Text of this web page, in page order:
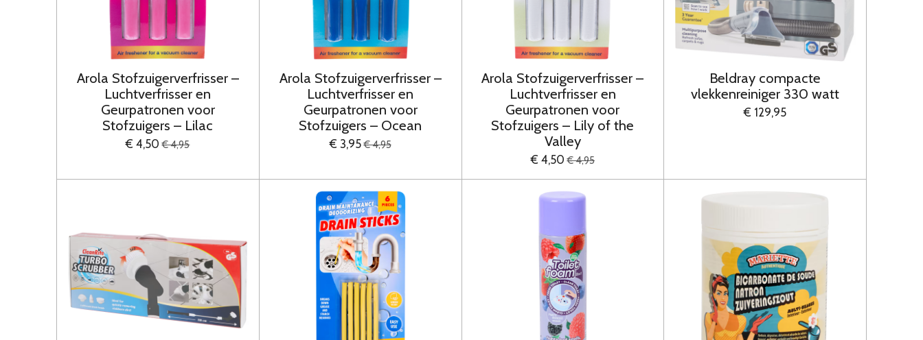
Arola Stofzuigerverfrisser –
Luchtverfrisser en
Geurpatronen voor
Stofzuigers – Lilac
€ 4,50 € 4,95
Arola Stofzuigerverfrisser –
Luchtverfrisser en
Geurpatronen voor
Stofzuigers – Ocean
€ 3,95 € 4,95
Arola Stofzuigerverfrisser –
Luchtverfrisser en
Geurpatronen voor
Stofzuigers – Lily of the
Valley
€ 4,50 € 4,95
Beldray compacte
vlekkenreiniger 330 watt
€ 129,95